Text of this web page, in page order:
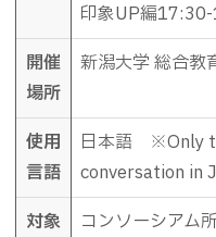
印象UP編
開催
場所
新潟大学 総合教
使用
言語
日本語 ※Only
conversation in
対象
コンソーシアム